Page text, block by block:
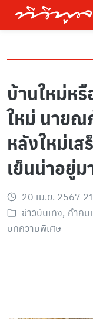
บ้านใหม่ห
ใหม่ นายณ
หลังใหม่เ
เย็นน่าอยู่ม
20 เม.ย. 2567
ข่าวบันเทิง, คำคม
บทความพิเศษ